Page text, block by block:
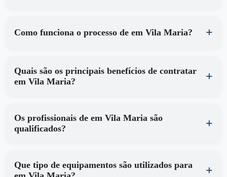
Como funciona o processo de em Vila Maria?
Quais são os principais benefícios de contratar
em Vila Maria?
Os profissionais de em Vila Maria são
qualificados?
Que tipo de equipamentos são utilizados para